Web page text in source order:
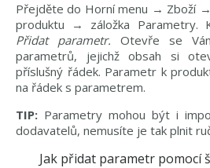
Přejděte do Horní menu → Zboží
produktu → záložka Parametry.
Přidat parametr. Otevře se
parametrů, jejichž obsah si
příslušný řádek. Parametr k
na řádek s parametrem.
TIP: Parametry mohou být i
dodavatelů, nemusíte je tak plnit
Jak přidat parametr pomocí